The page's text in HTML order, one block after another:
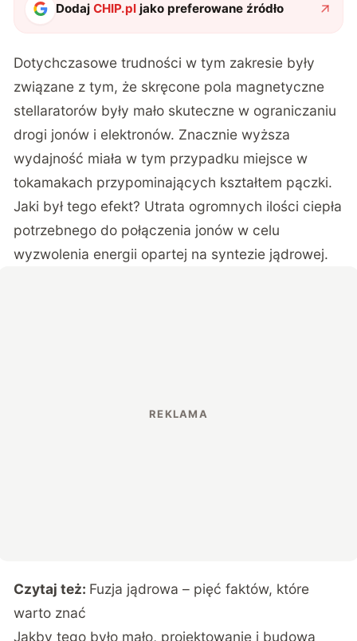
DodajCHIP.pl jako preferowane źródło
Dotychczasowe trudności w tym zakresie były
związane z tym, że skręcone pola magnetyczne
stellaratorów były mało skuteczne w ograniczaniu
drogi jonów i elektronów. Znacznie wyższa
wydajność miała w tym przypadku miejsce w
tokamakach przypominających kształtem pączki.
Jaki był tego efekt? Utrata ogromnych ilości ciepła
potrzebnego do połączenia jonów w celu
wyzwolenia energii opartej na syntezie jądrowej.
Czytaj też: Fuzja jądrowa – pięć faktów, które
warto znać
Jakby tego było mało, projektowanie i budowa